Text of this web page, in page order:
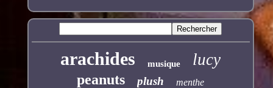
arachides musique lucy
peanuts plush menthe